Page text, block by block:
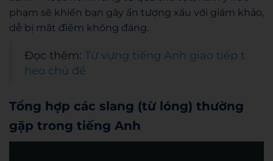
phạm sẽ khiến bạn gây ấn tượng xấu với giám khảo,
dễ bị mất điểm không đáng.
Đọc thêm: Từ vựng tiếng Anh giao tiếp t
heo chủ đề
Tổng hợp các slang (từ lóng) thường
gặp trong tiếng Anh